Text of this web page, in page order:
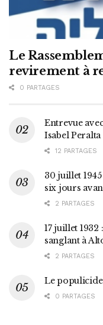
Le
revirement à
0 PARTAGES
Entrevue
Isabel Peralta
12 PARTAGES
30 juillet
six jours
2 PARTAGES
17 juillet
sanglant à
2 PARTAGES
Le populicide
0 PARTAGES